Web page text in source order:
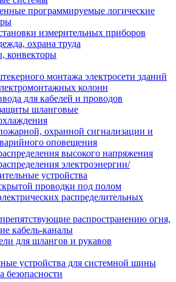
программируемые логические
измерительных приборов
охрана труда
конвекторы
монтажа электросети зданий
колонн
для кабелей и проводов
шланговые
охранной сигнализации и
оповещения
высокого напряжения
электроэнергии/
устройства
проводки под полом
распределительных
распространению огня,
кабель-каналы
для шлангов и рукавов
устройства для системной шины
безопасности